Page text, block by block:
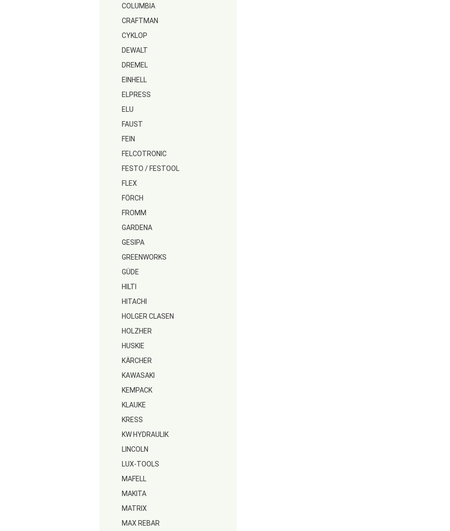
COLUMBIA
CRAFTMAN
CYKLOP
DEWALT
DREMEL
EINHELL
ELPRESS
ELU
FAUST
FEIN
FELCOTRONIC
FESTO / FESTOOL
FLEX
FÖRCH
FROMM
GARDENA
GESIPA
GREENWORKS
GÜDE
HILTI
HITACHI
HOLGER CLASEN
HOLZHER
HUSKIE
KÄRCHER
KAWASAKI
KEMPACK
KLAUKE
KRESS
KW HYDRAULIK
LINCOLN
LUX-TOOLS
MAFELL
MAKITA
MATRIX
MAX REBAR